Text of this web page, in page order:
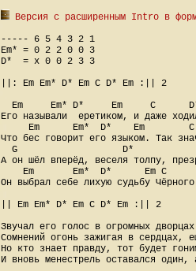
Версия с расширенным Intro в
----- 6 5 4 3 2 1
Em* = 0 2 2 0 0 3
D*  = x 0 0 2 3 3
||: Em Em* D* Em C D* Em :|| 2
Em     Em* D*     Em     C
Его называли  еретиком, и даже
Em      Em*  D*    Em
Что бес говорит его языком. Так
G                   D*
А он шёл вперёд, веселя толпу,
Em       Em*  D*      Em C
Он выбрал себе лихую судьбу
|| Em Em* D* Em C D* Em :|| 2
Звучал его голос в огромных
Сомнений огонь зажигая в сердцах,
Hо кто знает правду, тот будет
И вновь менестрель оставался